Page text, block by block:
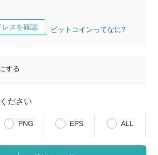
レスを確認 ビットコインってなに?
する
ださい
PNG EPS ALL